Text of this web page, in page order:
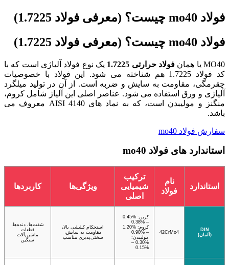
فولاد mo40 چیست؟ (معرفی فولاد 1.7225)
فولاد mo40 چیست؟ (معرفی فولاد 1.7225)
MO40 یا همان فولاد حرارتی 1.7225
یک نوع فولاد آلیاژی است که با
کد فولاد 1.7225 هم شناخته می‌ شود. این فولاد با خصوصیات
چقرمگی، مقاومت به سایش و ضربه است. از آن در تولید میلگرد
آلیاژی و ورق استفاده می ‌شود. عناصر اصلی این آلیاژ شامل کروم،
منگنز و مولیبدن است، که به نماد های AISI 4140 معروف می
باشد.
سفارش فولاد mo40
استاندارد های فولاد mo40
استاندارد
نام
فولاد
ترکیب
شیمیایی
اصلی
ویژگی‌ها کاربردها
DIN
(آلمان)
42CrMo4
کربن: %0.45
– %0.38
کروم: %1.20
– %0.90
مولیبدن:
%0.30 –
%0.15
استحکام کششی بالا،
مقاومت به سایش،
سختی‌پذیری مناسب
شفت‌ها، دنده‌ها،
قطعات
ماشین‌آلات
سنگین